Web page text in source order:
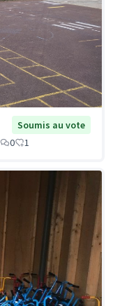
Soumis au vote
0 1